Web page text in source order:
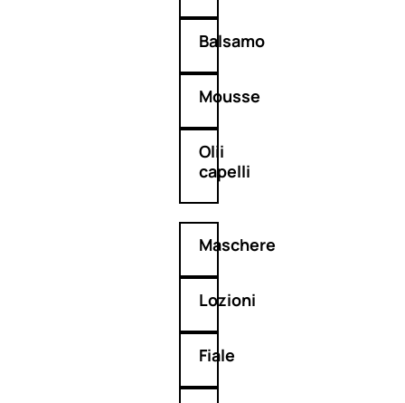
Balsamo
Mousse
Olii
capelli
Maschere
Lozioni
Fiale